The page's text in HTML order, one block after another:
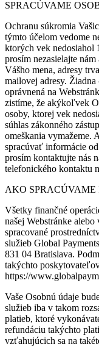
SPRACÚVAME
Ochranu súkromia
týmto účelom vedome
ktorých vek nedosiahol
prosím nezasielajte
Vášho mena, adresy
mailovej adresy.
oprávnená na
zistíme, že akýkoľvek
osoby, ktorej vek
súhlas zákonného
omeškania vymažeme.
spracúvať informácie
prosím kontaktujte nás
telefonického kontaktu
AKO SPRACÚVAME
Všetky finančné
našej Webstránke
spracované
služieb Global
831 04 Bratislava.
takýchto
https://
Vaše Osobnú údaje
služieb iba v takom
platieb, ktoré
refundáciu takýchto
vzťahujúcich sa na